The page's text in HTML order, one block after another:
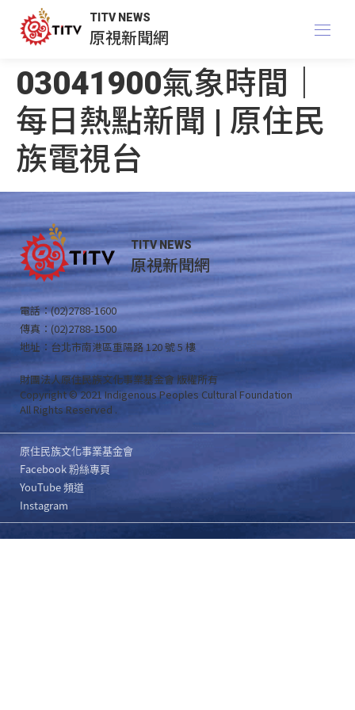
TITV NEWS
原視新聞網
03041900氣象時間｜
每日熱點新聞 | 原住民
族電視台
TITV NEWS
原視新聞網
電話：(02)2788-1600
傳真：(02)2788-1500
地址：台北市南港區重陽路 120 號 5 樓
財團法人原住民族文化事業基金會 版權所有
Copyright © 2021 Indigenous Peoples Cultural Foundation
All Rights Reserved .
原住民族文化事業基金會
Facebook 粉絲專頁
YouTube 頻道
Instagram